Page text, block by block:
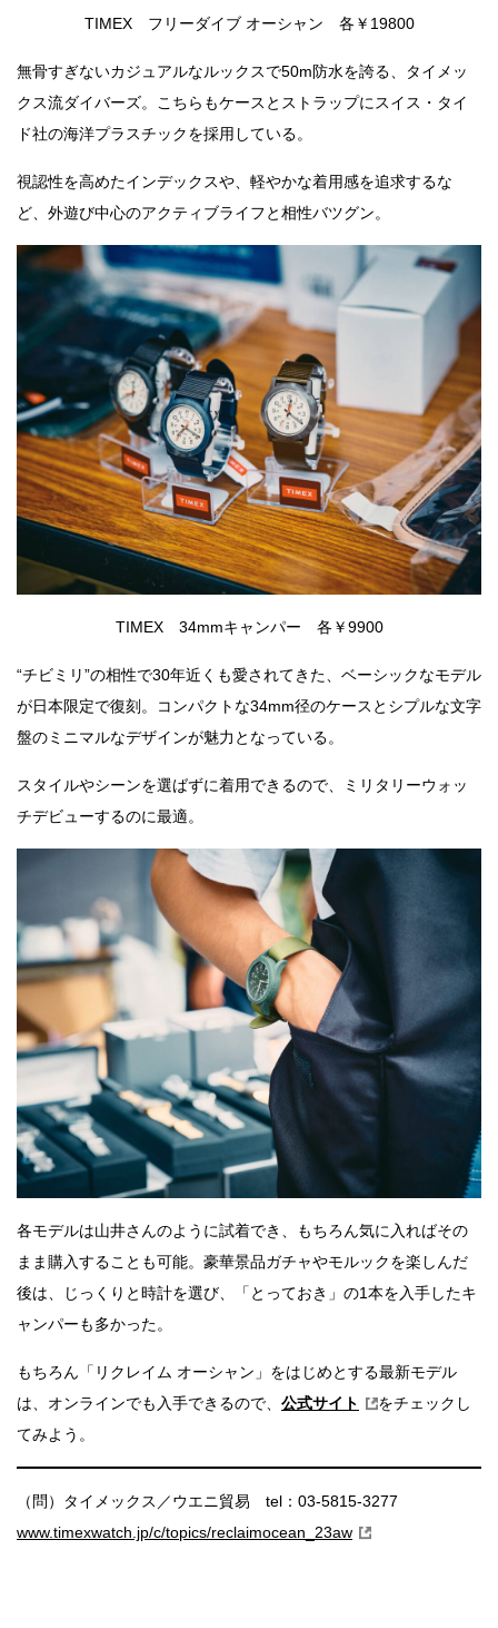
TIMEX フリーダイブ オーシャン 各￥19800
無骨すぎないカジュアルなルックスで50m防水を誇る、タイメッ
クス流ダイバーズ。こちらもケースとストラップにスイス・タイ
ド社の海洋プラスチックを採用している。
視認性を高めたインデックスや、軽やかな着用感を追求するな
ど、外遊び中心のアクティブライフと相性バツグン。
TIMEX 34mmキャンパー 各￥9900
“チビミリ”の相性で30年近くも愛されてきた、ベーシックなモデル
が日本限定で復刻。コンパクトな34mm径のケースとシプルな文字
盤のミニマルなデザインが魅力となっている。
スタイルやシーンを選ばずに着用できるので、ミリタリーウォッ
チデビューするのに最適。
各モデルは山井さんのように試着でき、もちろん気に入ればその
まま購入することも可能。豪華景品ガチャやモルックを楽しんだ
後は、じっくりと時計を選び、「とっておき」の1本を入手したキ
ャンパーも多かった。
もちろん「リクレイム オーシャン」をはじめとする最新モデル
は、オンラインでも入手できるので、 公式サイト
をチェックし
てみよう。
（問）タイメックス／ウエニ貿易 tel：03-5815-3277
www.timexwatch.jp/c/topics/reclaimocean_23aw